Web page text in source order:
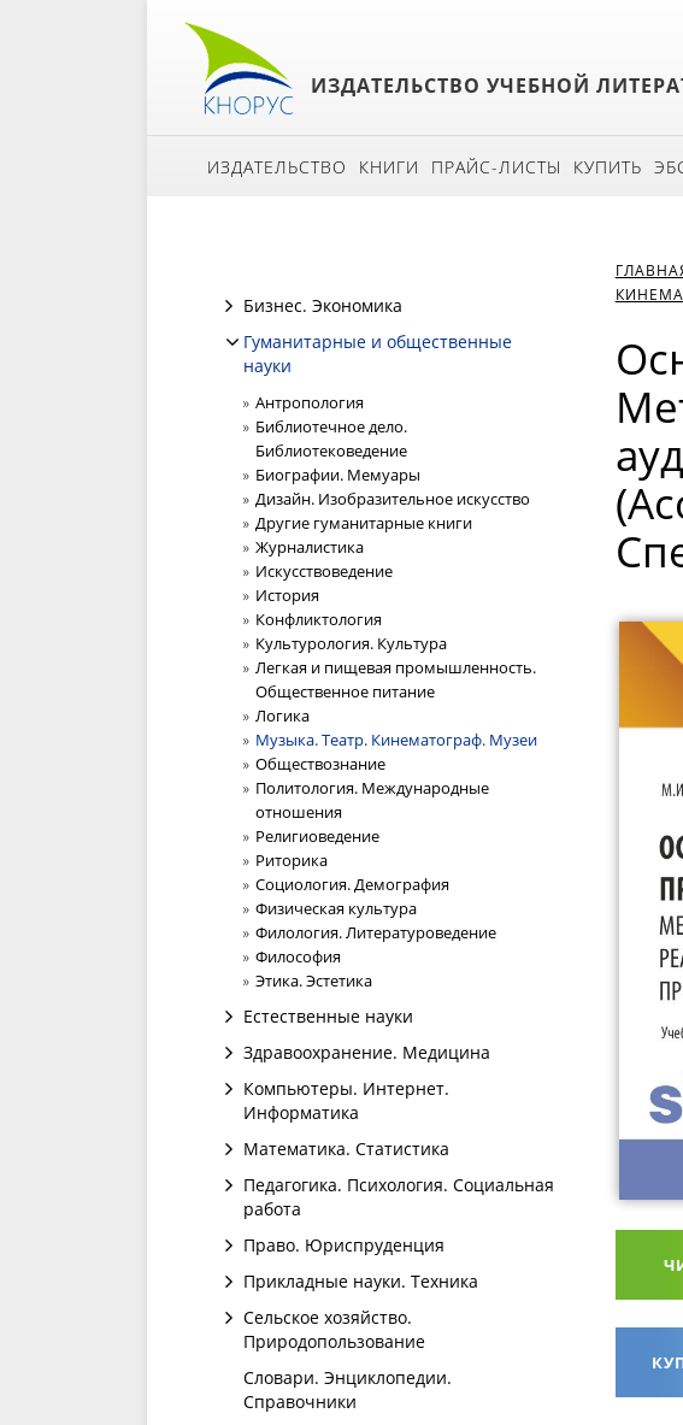
ИЗДАТЕЛЬСТВО УЧЕБНОЙ
ИЗДАТЕЛЬСТВО КНИГИ ПРАЙС-ЛИСТЫ КУПИТЬ
Бизнес. Экономика
Гуманитарные и общественные
науки
Антропология
Библиотечное дело.
Библиотековедение
Биографии. Мемуары
Дизайн. Изобразительное искусство
Другие гуманитарные книги
Журналистика
Искусствоведение
История
Конфликтология
Культурология. Культура
Легкая и пищевая промышленность.
Общественное питание
Логика
Музыка. Театр. Кинематограф. Музеи
Обществознание
Политология. Международные
отношения
Религиоведение
Риторика
Социология. Демография
Физическая культура
Филология. Литературоведение
Философия
Этика. Эстетика
Естественные науки
Здравоохранение. Медицина
Компьютеры. Интернет.
Информатика
Математика. Статистика
Педагогика. Психология. Социальная
работа
Право. Юриспруденция
Прикладные науки. Техника
Сельское хозяйство.
Природопользование
Словари. Энциклопедии.
Справочники